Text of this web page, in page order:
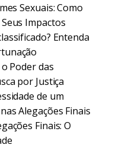
Sexuais: Como
Impactos
Entenda
Poder das
por Justiça
de um
Alegações Finais
Finais: O